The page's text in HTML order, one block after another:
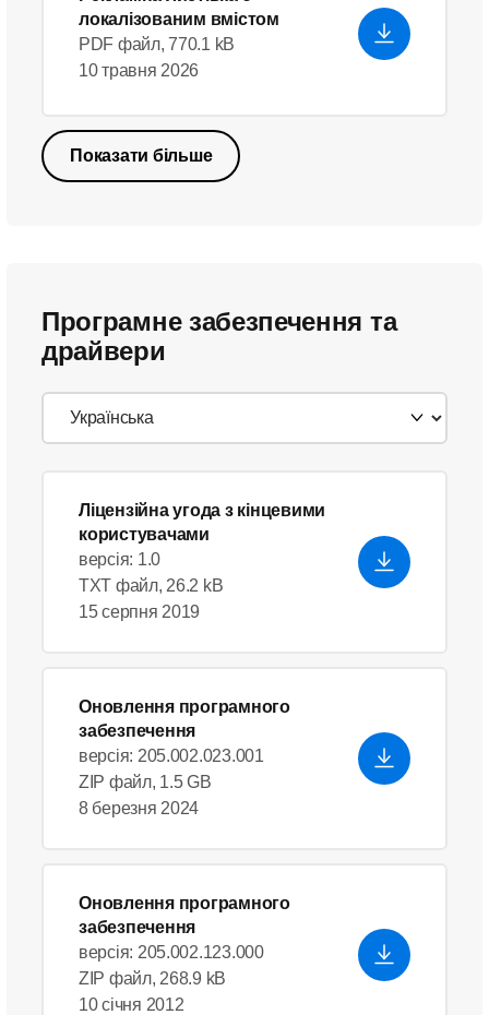
локалізованим вмістом
PDF файл, 770.1 kB
10 травня 2026
Показати більше
Програмне забезпечення та
драйвери
Ліцензійна угода з кінцевими
користувачами
версія: 1.0
TXT файл, 26.2 kB
15 серпня 2019
Оновлення програмного
забезпечення
версія: 205.002.023.001
ZIP файл, 1.5 GB
8 березня 2024
Оновлення програмного
забезпечення
версія: 205.002.123.000
ZIP файл, 268.9 kB
10 січня 2012